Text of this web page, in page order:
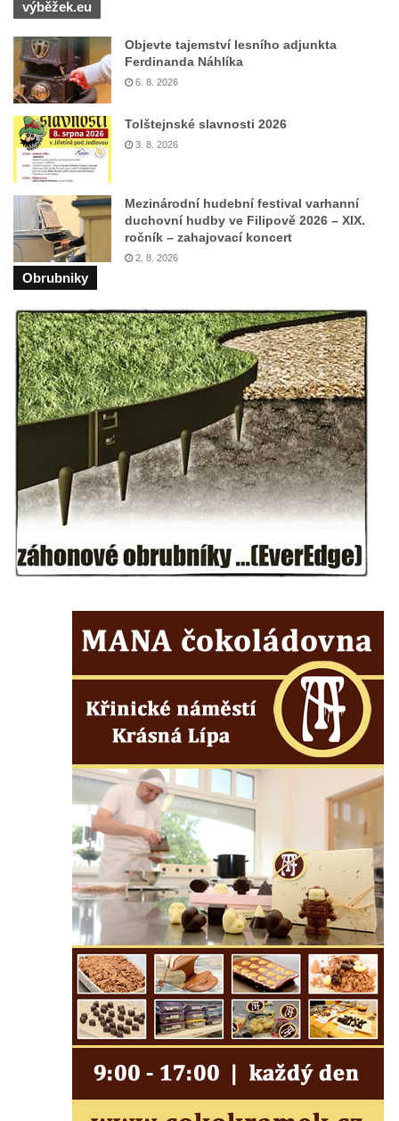
Pomník Přemysla Otakara II. v parku Na
Sadech v Českých Budějovicích
Socha Mateřství v parku Na Sadech v
Českých Budějovicích
Památník Otokara Mokrého v parku Na
Sadech v Českých Budějovicích
Poslední dochovaný tramvajový sloup na
Pražské třídě v Českých Budějovicích
Socha Civilizovaní na Husově třídě v
Českých Budějovicích
Socha svatého Jana Nepomuckého Na
Sadech u Mlýnské stoky v Českých
Budějovicích
Sochy brouků u Mlýnské stoky v Českých
Budějovicích
Socha svatého Vincence Ferrerského na
nádvoří kláštera dominikánů v Českých
Budějovicích
Socha svatého Zachariáše na nádvoří
kláštera dominikánů v Českých
Budějovicích
Socha svatého Josefa na nádvoří kláštera
Socha svaté Anny na nádvoří kláštera
dominikánů v Českých Budějovicích
Socha svatého Dominika na nádvoří
kláštera dominikánů v Českých
Budějovicích
dominikánů u Piaristického náměstí v
Českých Budějovicích
Socha svatého Václava u pramene v
Semilech
Pamětní deska Tomáše Garrigue Masaryka
na radnici v Českých Budějovicích
Pamětní deska na biskupské rezidenci v
Českých Budějovicích
Pamětní deska Josefa Hloucha na
biskupské rezidenci v Českých
Budějovicích
Kamenném Újezdě
výběžek.eu
Objevte tajemství lesního adjunkta
Ferdinanda Náhlíka
6. 8. 2026
Tolštejnské slavnosti 2026
3. 8. 2026
Mezinárodní hudební festival varhanní
duchovní hudby ve Filipově 2026 – XIX.
ročník – zahajovací koncert
2. 8. 2026
Obrubniky